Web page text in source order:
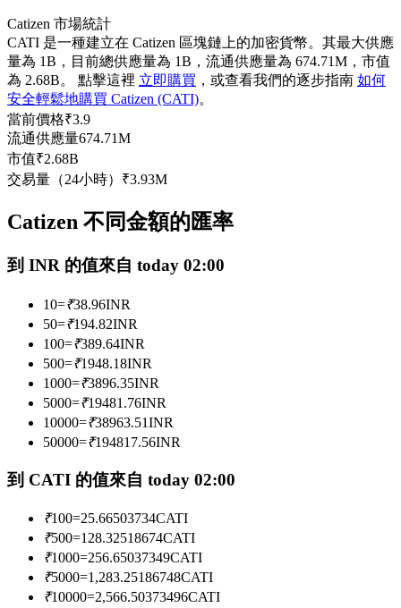
與頂尖交易專家同行
成為跟單交易員
坐享盈利分成和跟單分傭
Catizen 市場統計
CATI 是一種建立在 Catizen 區塊鏈上的加密貨幣。其最大供應
量為 1B，目前總供應量為 1B，流通供應量為 674.71M，市值
為 2.68B。 點擊這裡 立即購買 ，或查看我們的逐步指南 如何
安全輕鬆地購買 Catizen (CATI)。
當前價格₹3.9
流通供應量674.71M
市值₹2.68B
交易量（24小時） ₹3.93M
Catizen 不同金額的匯率
到 INR 的值來自 today 02:00
10=₹38.96INR
50=₹194.82INR
100=₹389.64INR
500=₹1948.18INR
1000=₹3896.35INR
5000=₹19481.76INR
10000=₹38963.51INR
50000=₹194817.56INR
到 CATI 的值來自 today 02:00
₹100=25.66503734CATI
₹500=128.32518674CATI
₹1000=256.65037349CATI
₹5000=1,283.25186748CATI
₹10000=2,566.50373496CATI